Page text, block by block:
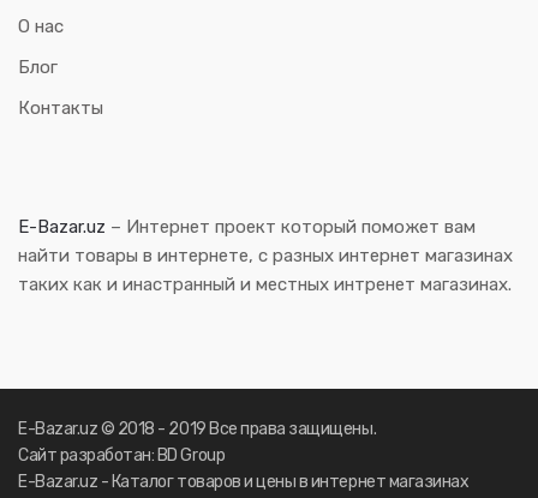
О нас
Блог
Контакты
E-Bazar.uz – Интернет проект который поможет вам
найти товары в интернете, с разных интернет магазинах
таких как и инастранный и местных интренет магазинах.
E-Bazar.uz © 2018 - 2019 Все права защищены.
Сайт разработан: BD Group
E-Bazar.uz - Каталог товаров и цены в интернет магазинах